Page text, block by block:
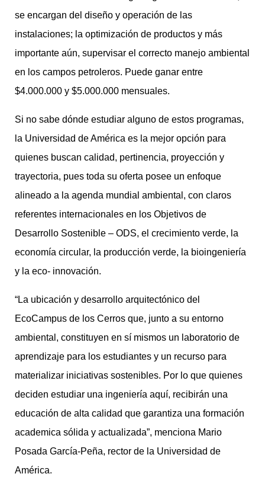
se encargan del diseño y operación de las
instalaciones; la optimización de productos y más
importante aún, supervisar el correcto manejo ambiental
en los campos petroleros. Puede ganar entre
$4.000.000 y $5.000.000 mensuales.
Si no sabe dónde estudiar alguno de estos programas,
la Universidad de América es la mejor opción para
quienes buscan calidad, pertinencia, proyección y
trayectoria, pues toda su oferta posee un enfoque
alineado a la agenda mundial ambiental, con claros
referentes internacionales en los Objetivos de
Desarrollo Sostenible – ODS, el crecimiento verde, la
economía circular, la producción verde, la bioingeniería
y la eco- innovación.
“La ubicación y desarrollo arquitectónico del
EcoCampus de los Cerros que, junto a su entorno
ambiental, constituyen en sí mismos un laboratorio de
aprendizaje para los estudiantes y un recurso para
materializar iniciativas sostenibles. Por lo que quienes
deciden estudiar una ingeniería aquí, recibirán una
educación de alta calidad que garantiza una formación
academica sólida y actualizada”, menciona Mario
Posada García-Peña, rector de la Universidad de
América.